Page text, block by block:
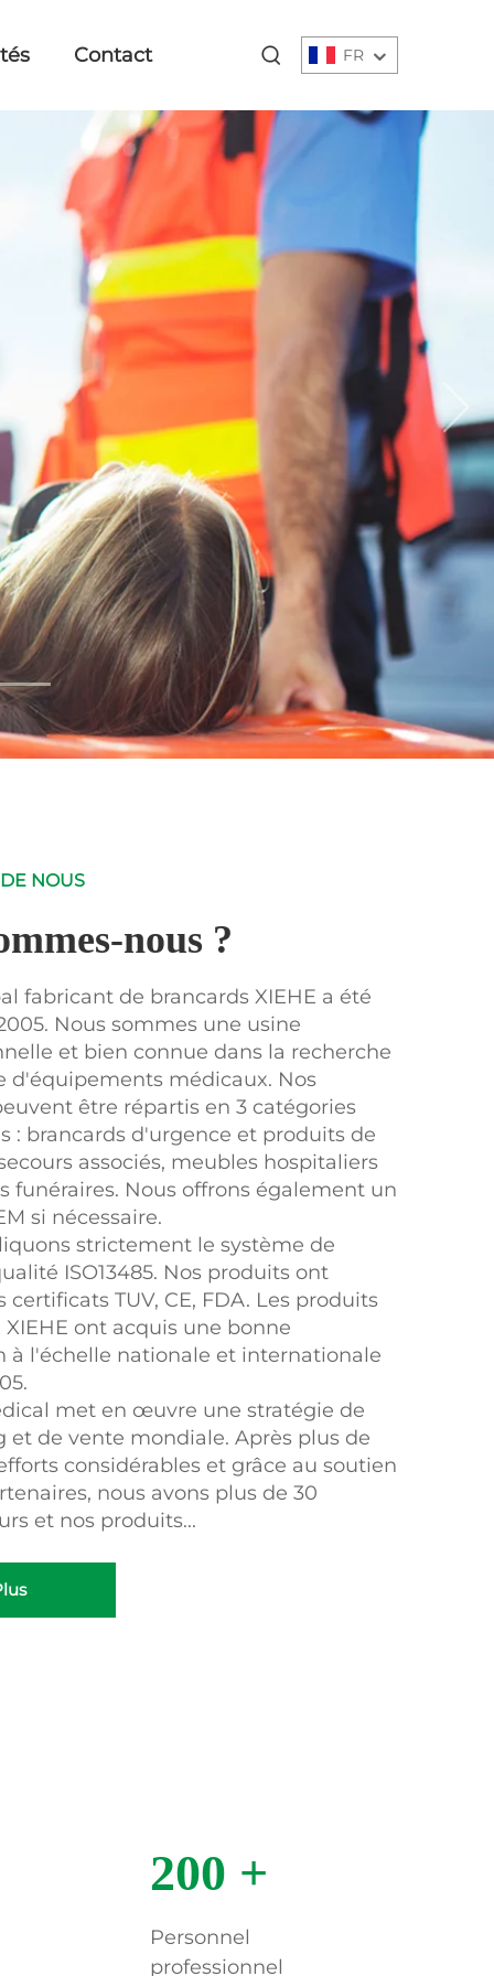
Contact FR
NOUS
nous ?
fabricant de brancards XIEHE a été
Nous sommes une usine
et bien connue dans la recherche
d'équipements médicaux. Nos
être répartis en 3 catégories
: brancards d'urgence et produits de
associés, meubles hospitaliers
funéraires. Nous offrons également un
si nécessaire.
strictement le système de
ISO13485. Nos produits ont
certificats TUV, CE, FDA. Les produits
ont acquis une bonne
à l'échelle nationale et internationale
met en œuvre une stratégie de
et de vente mondiale. Après plus de
considérables et grâce au soutien
nous avons plus de 30
et nos produits...
200 +
Personnel
professionnel